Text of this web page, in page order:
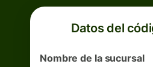
Datos del
Nombre de la sucursal